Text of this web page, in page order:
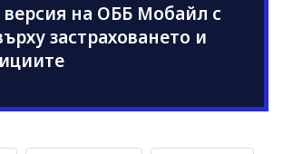
версия на ОББ Мобайл с
застраховането и